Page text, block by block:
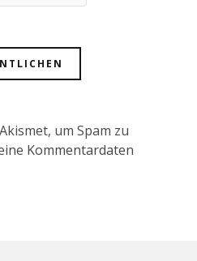
um Spam zu
Kommentardaten